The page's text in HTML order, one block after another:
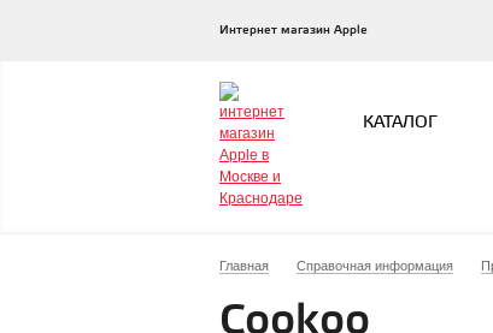
Интернет магазин Apple
КАТАЛОГ
Главная Справочная информация
Cookoo